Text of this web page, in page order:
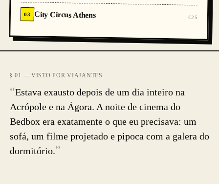
03 City Circus Athens €25
§ 01 — VISTO POR VIAJANTES
“Estava exausto depois de um dia inteiro na
Acrópole e na Ágora. A noite de cinema do
Bedbox era exatamente o que eu precisava: um
sofá, um filme projetado e pipoca com a galera do
dormitório.”